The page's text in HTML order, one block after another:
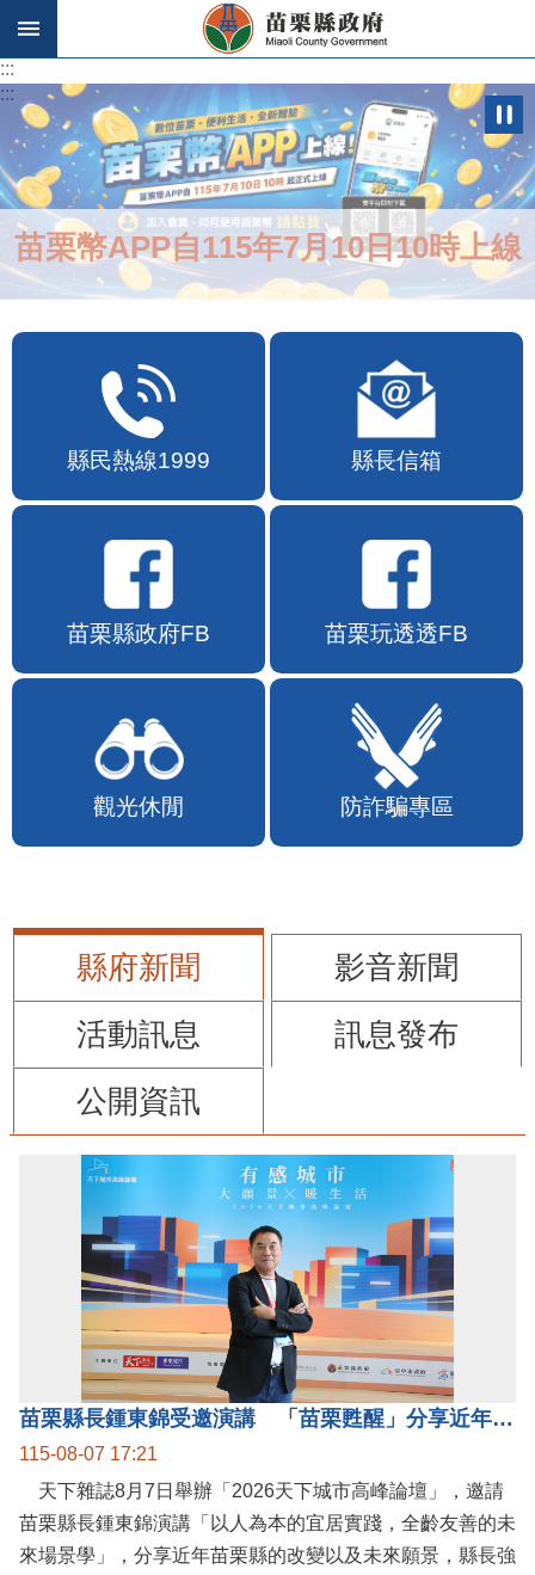
跳到主要內容區塊
:::
:::
苗栗幣APP自115年7月10日10時上線
縣民熱線1999 縣長信箱
苗栗縣政府FB 苗栗玩透透FB
觀光休閒 防詐騙專區
縣府新聞
影音新聞
活動訊息
訊息發布
公開資訊
苗栗縣長鍾東錦受邀演講 「苗栗甦醒」分享近年轉變
115-08-07 17:21
天下雜誌8月7日舉辦「2026天下城市高峰論壇」，邀請
苗栗縣長鍾東錦演講「以人為本的宜居實踐，全齡友善的未
來場景學」，分享近年苗栗縣的改變以及未來願景，縣長強